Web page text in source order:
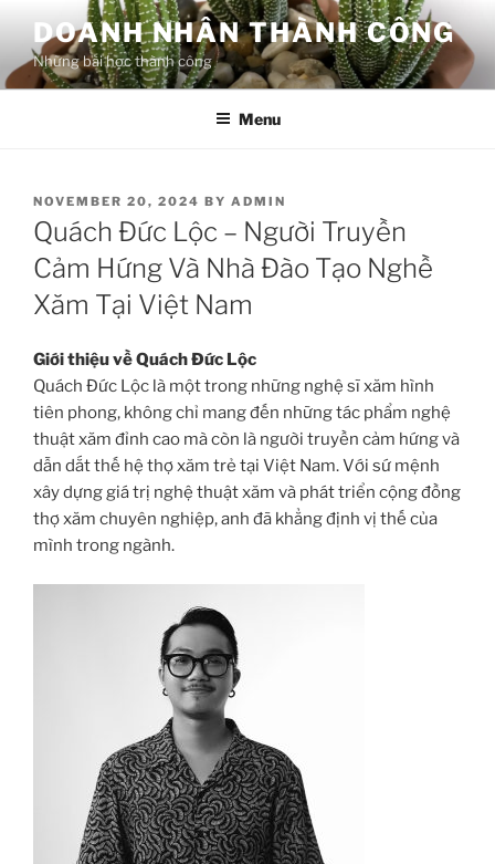
content
DOANH NHÂN THÀNH CÔNG
Những bài học thành công
Menu
POSTED
ON
NOVEMBER 20, 2024 BY ADMIN
Quách Đức Lộc – Người Truyền
Cảm Hứng Và Nhà Đào Tạo Nghề
Xăm Tại Việt Nam
Giới thiệu về Quách Đức Lộc
Quách Đức Lộc là một trong những nghệ sĩ xăm hình
tiên phong, không chỉ mang đến những tác phẩm nghệ
thuật xăm đỉnh cao mà còn là người truyền cảm hứng và
dẫn dắt thế hệ thợ xăm trẻ tại Việt Nam. Với sứ mệnh
xây dựng giá trị nghệ thuật xăm và phát triển cộng đồng
thợ xăm chuyên nghiệp, anh đã khẳng định vị thế của
mình trong ngành.